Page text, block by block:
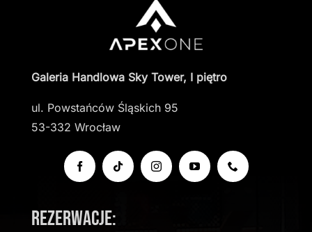
Galeria Handlowa Sky Tower, I piętro
ul. Powstańców Śląskich 95
53-332 Wrocław
Rezerwacje: